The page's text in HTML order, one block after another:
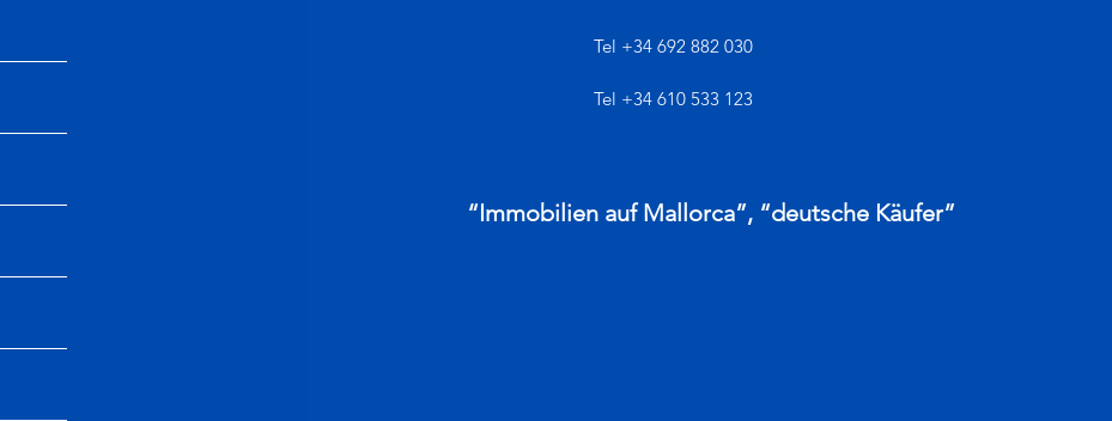
Tel +34 692 882 030
Tel +34 610 533 123
“Immobilien auf Mallorca”, “deutsche Käufer”